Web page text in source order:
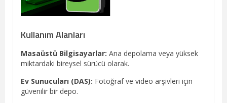
Kullanım Alanları
Masaüstü Bilgisayarlar: Ana depolama veya yüksek
miktardaki bireysel sürücü olarak.
Ev Sunucuları (DAS): Fotoğraf ve video arşivleri için
güvenilir bir depo.